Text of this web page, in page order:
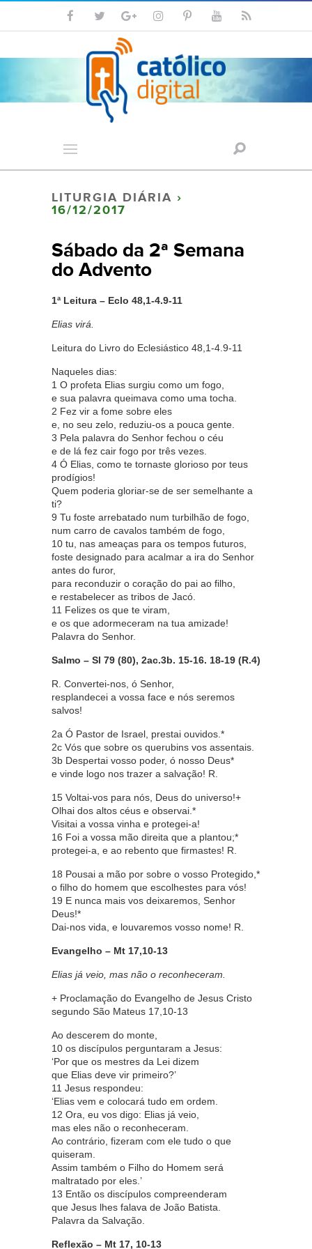
LITURGIA DIÁRIA ›
16/12/2017
Sábado da 2ª Semana
do Advento
1ª Leitura – Eclo 48,1-4.9-11
Elias virá.
Leitura do Livro do Eclesiástico 48,1-4.9-11
Naqueles dias:
1 O profeta Elias surgiu como um fogo,
e sua palavra queimava como uma tocha.
2 Fez vir a fome sobre eles
e, no seu zelo, reduziu-os a pouca gente.
3 Pela palavra do Senhor fechou o céu
e de lá fez cair fogo por três vezes.
4 Ó Elias, como te tornaste glorioso por teus
prodígios!
Quem poderia gloriar-se de ser semelhante a
ti?
9 Tu foste arrebatado num turbilhão de fogo,
num carro de cavalos também de fogo,
10 tu, nas ameaças para os tempos futuros,
foste designado para acalmar a ira do Senhor
antes do furor,
para reconduzir o coração do pai ao filho,
e restabelecer as tribos de Jacó.
11 Felizes os que te viram,
e os que adormeceram na tua amizade!
Palavra do Senhor.
Salmo – Sl 79 (80), 2ac.3b. 15-16. 18-19 (R.4)
R. Convertei-nos, ó Senhor,
resplandecei a vossa face e nós seremos
salvos!
2a Ó Pastor de Israel, prestai ouvidos.*
2c Vós que sobre os querubins vos assentais.
3b Despertai vosso poder, ó nosso Deus*
e vinde logo nos trazer a salvação! R.
15 Voltai-vos para nós, Deus do universo!+
Olhai dos altos céus e observai.*
Visitai a vossa vinha e protegei-a!
16 Foi a vossa mão direita que a plantou;*
protegei-a, e ao rebento que firmastes! R.
18 Pousai a mão por sobre o vosso Protegido,*
o filho do homem que escolhestes para vós!
19 E nunca mais vos deixaremos, Senhor
Deus!*
Dai-nos vida, e louvaremos vosso nome! R.
Evangelho – Mt 17,10-13
Elias já veio, mas não o reconheceram.
+ Proclamação do Evangelho de Jesus Cristo
segundo São Mateus 17,10-13
Ao descerem do monte,
10 os discípulos perguntaram a Jesus:
‘Por que os mestres da Lei dizem
que Elias deve vir primeiro?’
11 Jesus respondeu:
‘Elias vem e colocará tudo em ordem.
12 Ora, eu vos digo: Elias já veio,
mas eles não o reconheceram.
Ao contrário, fizeram com ele tudo o que
quiseram.
Assim também o Filho do Homem será
maltratado por eles.’
13 Então os discípulos compreenderam
que Jesus lhes falava de João Batista.
Palavra da Salvação.
Reflexão – Mt 17, 10-13